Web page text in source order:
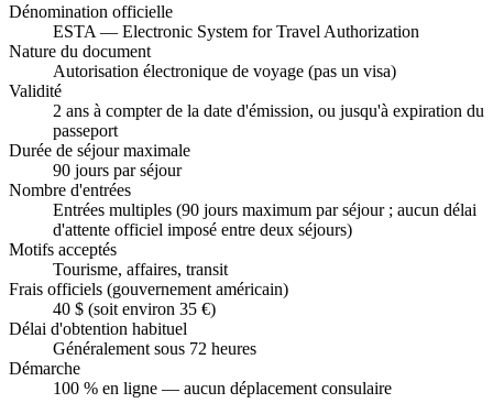
Dénomination officielle
ESTA — Electronic System for Travel Authorization
Nature du document
Autorisation électronique de voyage (pas un visa)
Validité
2 ans à compter de la date d'émission, ou jusqu'à expiration du
passeport
Durée de séjour maximale
90 jours par séjour
Nombre d'entrées
Entrées multiples (90 jours maximum par séjour ; aucun délai
d'attente officiel imposé entre deux séjours)
Motifs acceptés
Tourisme, affaires, transit
Frais officiels (gouvernement américain)
40 $ (soit environ 35 €)
Délai d'obtention habituel
Généralement sous 72 heures
Démarche
100 % en ligne — aucun déplacement consulaire